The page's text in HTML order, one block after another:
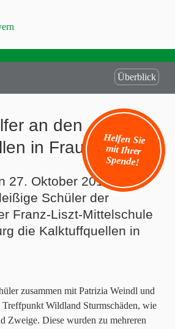
Helfen Sie
mit Ihrer
Spende!
Überblick
an den
in Frauendorf
27. Oktober 2017
Schüler der
Franz-Liszt-Mittelschule
die Kalktuffquellen in
zusammen mit Patrizia Weindl und
Wildland Sturmschäden, wie
Zweige. Diese wurden zu mehreren